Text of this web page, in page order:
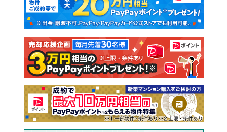
新築一戸建て 中古一戸建て
注文住宅 土地
売却査定